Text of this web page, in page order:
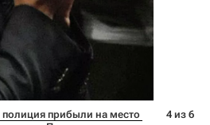
полиция прибыли на место
4 из 6